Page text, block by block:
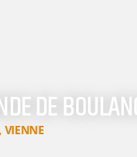
DE
, VIENNE